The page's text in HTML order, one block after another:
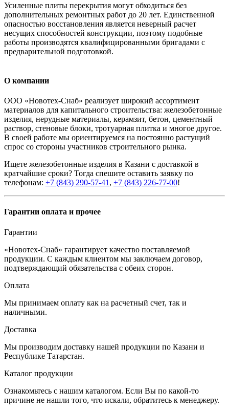
Усиленные плиты перекрытия могут обходиться без
дополнительных ремонтных работ до 20 лет. Единственной
опасностью восстановления является неверный расчет
несущих способностей конструкции, поэтому подобные
работы производятся квалифицированными бригадами с
предварительной подготовкой.
О компании
ООО «Новотех-Снаб» реализует широкий ассортимент
материалов для капитального строительства: железобетонные
изделия, нерудные материалы, керамзит, бетон, цементный
раствор, стеновые блоки, тротуарная плитка и многое другое.
В своей работе мы ориентируемся на постоянно растущий
спрос со стороны участников строительного рынка.
Ищете железобетонные изделия в Казани с доставкой в
кратчайшие сроки? Тогда спешите оставить заявку по
телефонам: +7 (843) 290-57-41 , +7 (843) 226-77-00!
Гарантии оплата и прочее
Гарантии
«Новотех-Снаб» гарантирует качество поставляемой
продукции. С каждым клиентом мы заключаем договор,
подтверждающий обязательства с обеих сторон.
Оплата
Мы принимаем оплату как на расчетный счет, так и
наличными.
Доставка
Мы производим доставку нашей продукции по Казани и
Республике Татарстан.
Каталог продукции
Ознакомьтесь с нашим каталогом. Если Вы по какой-то
причине не нашли того, что искали, обратитесь к менеджеру.